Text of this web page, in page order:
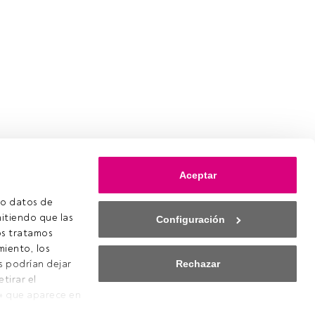
datos de
que las
tratamos
los
podrían dejar
el
que aparece en
Aceptar
Configuración
Rechazar